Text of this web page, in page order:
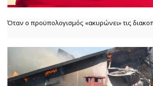
Όταν ο προϋπολογισμός «ακυρώνει» τις